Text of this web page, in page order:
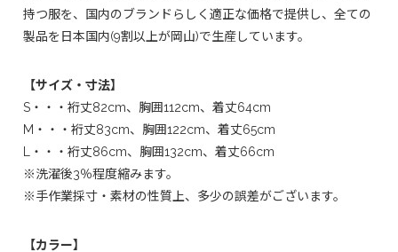
持つ服を、国内のブランドらしく適正な価格で提供し、全ての
製品を日本国内(9割以上が岡山)で生産しています。
【サイズ・寸法】
S・・・裄丈82cm、胸囲112cm、着丈64cm
M・・・裄丈83cm、胸囲122cm、着丈65cm
L・・・裄丈86cm、胸囲132cm、着丈66cm
※洗濯後3％程度縮みます。
※手作業採寸・素材の性質上、多少の誤差がございます。
【カラー】